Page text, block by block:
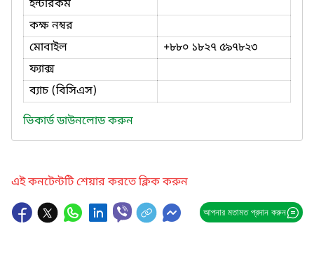
ইন্টারকম
কক্ষ নম্বর
মোবাইল
+৮৮০ ১৮২৭ ৫৯৭৮২৩
ফ্যাক্স
ব্যাচ (বিসিএস)
ভিকার্ড ডাউনলোড করুন
এই কনটেন্টটি শেয়ার করতে ক্লিক করুন
আপনার মতামত প্রদান করুন